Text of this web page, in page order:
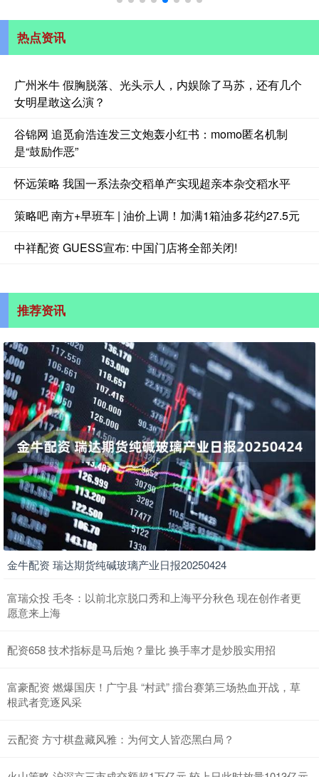
热点资讯
广州米牛 假胸脱落、光头示人，内娱除了马苏，还有几个
女明星敢这么演？
谷锦网 追觅俞浩连发三文炮轰小红书：momo匿名机制
是“鼓励作恶”
怀远策略 我国一系法杂交稻单产实现超亲本杂交稻水平
策略吧 南方+早班车 | 油价上调！加满1箱油多花约27.5元
中祥配资 GUESS宣布: 中国门店将全部关闭!
推荐资讯
金牛配资 瑞达期货纯碱玻璃产业日报20250424
富瑞众投 毛冬：以前北京脱口秀和上海平分秋色 现在创作者更
愿意来上海
配资658 技术指标是马后炮？量比 换手率才是炒股实用招
富豪配资 燃爆国庆！广宁县 “村武” 擂台赛第三场热血开战，草
根武者竞逐风采
云配资 方寸棋盘藏风雅：为何文人皆恋黑白局？